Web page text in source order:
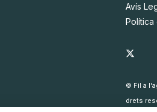
Avís
© Fil a
drets